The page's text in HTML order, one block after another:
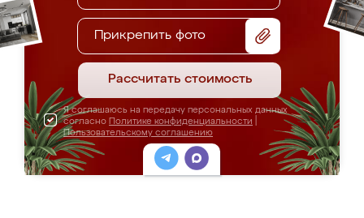
Прикрепить фото
Рассчитать стоимость
Я соглашаюсь на передачу персональных данных
согласно Политике конфиденциальности
Пользовательскому соглашению